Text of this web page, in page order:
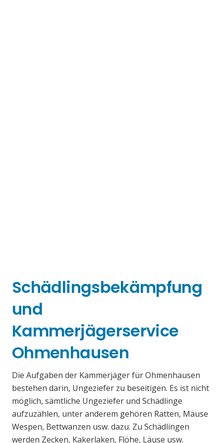
Schädlingsbekämpfung
und
Kammerjägerservice
Ohmenhausen
Die Aufgaben der Kammerjäger für Ohmenhausen
bestehen darin, Ungeziefer zu beseitigen. Es ist nicht
möglich, sämtliche Ungeziefer und Schädlinge
aufzuzählen, unter anderem gehören Ratten, Mäuse
Wespen, Bettwanzen usw. dazu. Zu Schädlingen
werden Zecken, Kakerlaken, Flöhe, Läuse usw.